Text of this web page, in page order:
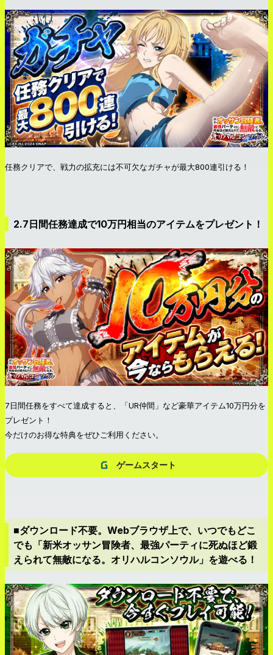
任務クリアで、戦力の拡充には不可欠なガチャが最大800連引ける！
2.7日間任務達成で10万円相当のアイテムをプレゼント！
7日間任務をすべて達成すると、「UR仲間」など豪華アイテム10万円分を
プレゼント！
今だけのお得な特典をぜひご利用ください。
ゲームスタート
■ダウンロード不要。Webブラウザ上で、いつでもどこ
でも「新米オッサン冒険者、最強パーティに死ぬほど鍛
えられて無敵になる。オリハルコンソウル」を遊べる！